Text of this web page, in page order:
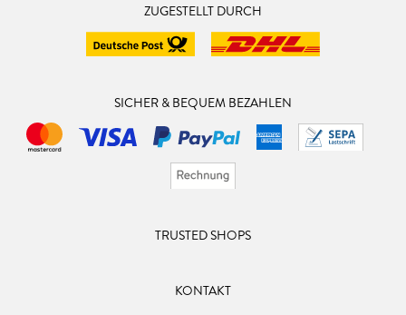
ZUGESTELLT DURCH
SICHER & BEQUEM BEZAHLEN
TRUSTED SHOPS
KONTAKT